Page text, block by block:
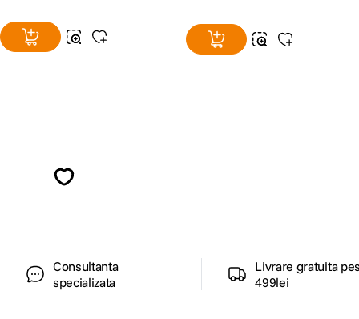
Consultanta
specializata
Livrare gratuita
499lei